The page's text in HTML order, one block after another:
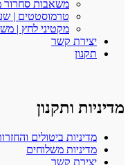
משאבות סחרור
טרמוסטטים |
מקטיני לחץ |
יצירת קשר
תקנון
מדיניות ותקנון
מדיניות ביטולים
מדיניות משלוחים
יצירת קשר